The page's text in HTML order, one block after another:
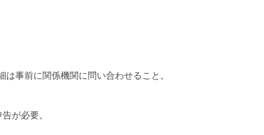
事前に関係機関に問い合わせること。
が必要。